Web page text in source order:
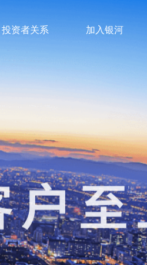
投资者关系 加入银河
户